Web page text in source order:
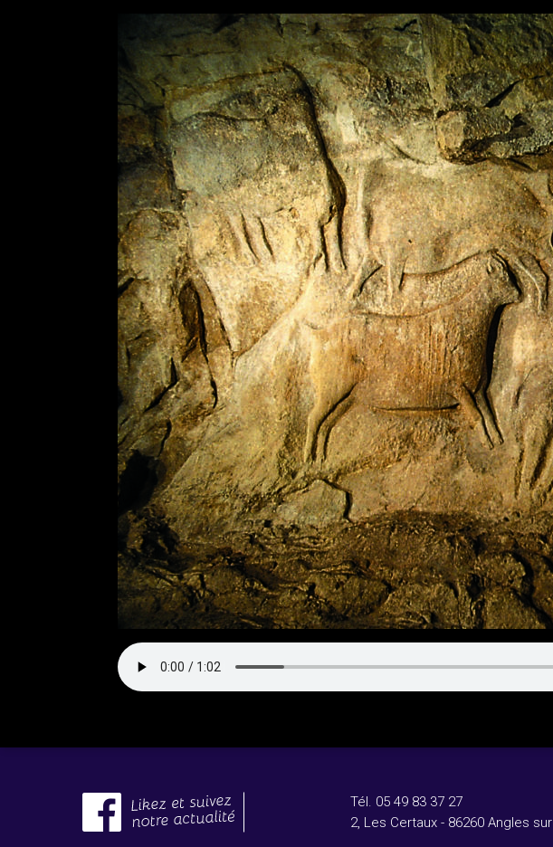
Tél. 05 49 83 37 27
2, Les Certaux - 86260 Angles